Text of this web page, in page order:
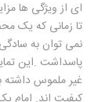
ای از ویژگی ها
تا زمانی که یک
نمی توان به سادگی
پاسداشت .این
غیر ملموس